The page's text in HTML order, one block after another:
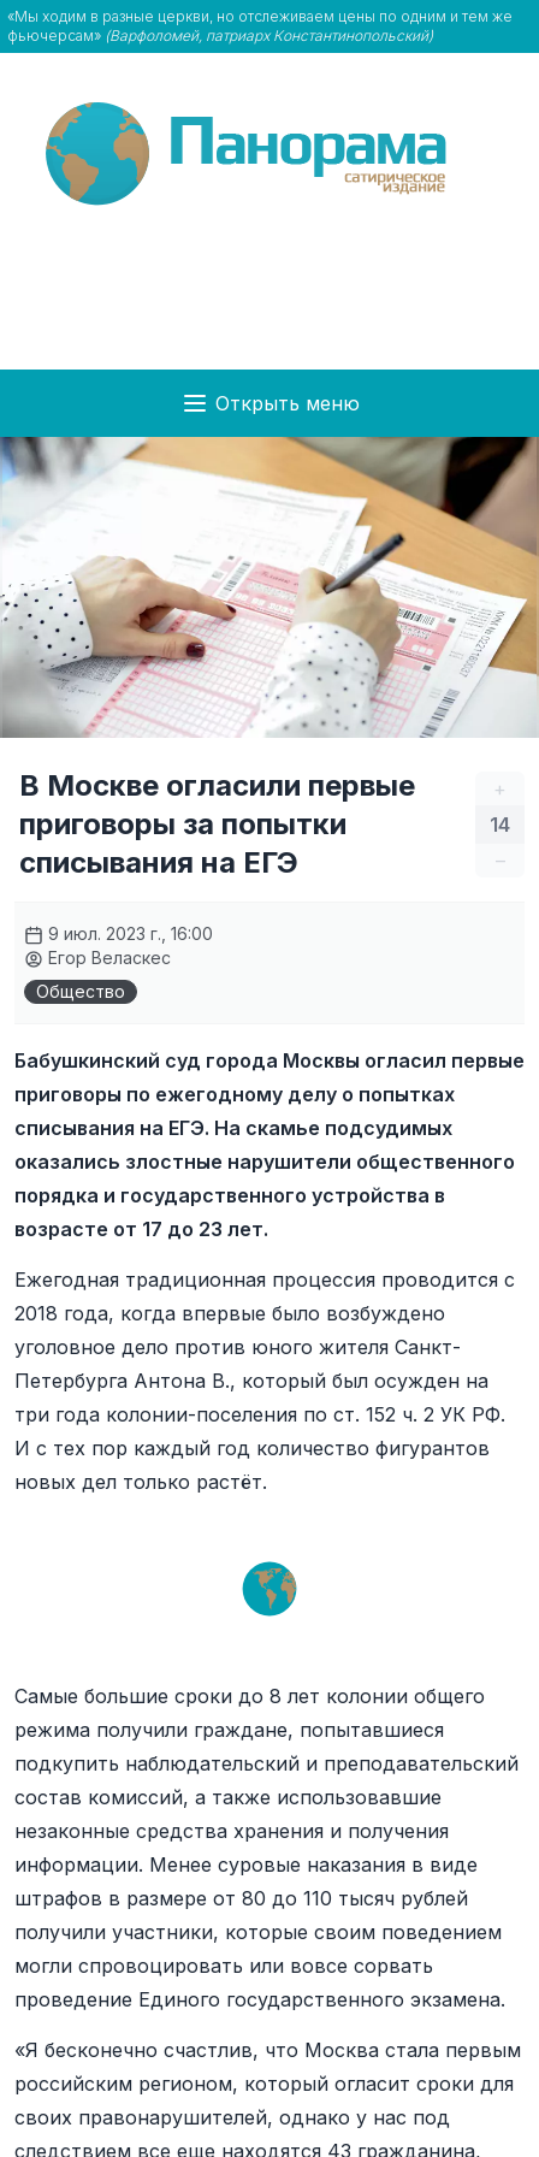
«Мы ходим в разные церкви, но отслеживаем цены по одним и тем же
фьючерсам» (Варфоломей, патриарх Константинопольский)
Открыть меню
+
14
–
В Москве огласили первые
приговоры за попытки
списывания на ЕГЭ
9 июл. 2023 г., 16:00
Егор Веласкес
Общество
Бабушкинский суд города Москвы огласил первые
приговоры по ежегодному делу о попытках
списывания на ЕГЭ. На скамье подсудимых
оказались злостные нарушители общественного
порядка и государственного устройства в
возрасте от 17 до 23 лет.
Ежегодная традиционная процессия проводится с
2018 года, когда впервые было возбуждено
уголовное дело против юного жителя Санкт-
Петербурга Антона В., который был осужден на
три года колонии-поселения по ст. 152 ч. 2 УК РФ.
И с тех пор каждый год количество фигурантов
новых дел только растёт.
Самые большие сроки до 8 лет колонии общего
режима получили граждане, попытавшиеся
подкупить наблюдательский и преподавательский
состав комиссий, а также использовавшие
незаконные средства хранения и получения
информации. Менее суровые наказания в виде
штрафов в размере от 80 до 110 тысяч рублей
получили участники, которые своим поведением
могли спровоцировать или вовсе сорвать
проведение Единого государственного экзамена.
«Я бесконечно счастлив, что Москва стала первым
российским регионом, который огласит сроки для
своих правонарушителей, однако у нас под
следствием все еще находятся 43 гражданина,